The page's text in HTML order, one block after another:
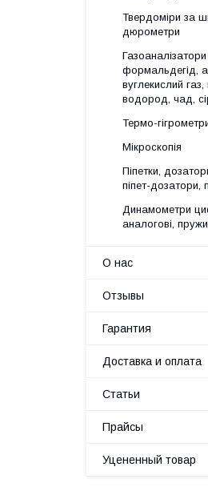
Твердоміри за
дюрометри
формальдегід,
вуглекислий газ,
водород, чад,
Термо-
Мікроскопія
Піпетки,
піпет-дозатори,
Динамометри
аналогові,
О нас
Отзывы
Гарантия
Доставка и оплата
Статьи
Прайсы
Уцененный товар